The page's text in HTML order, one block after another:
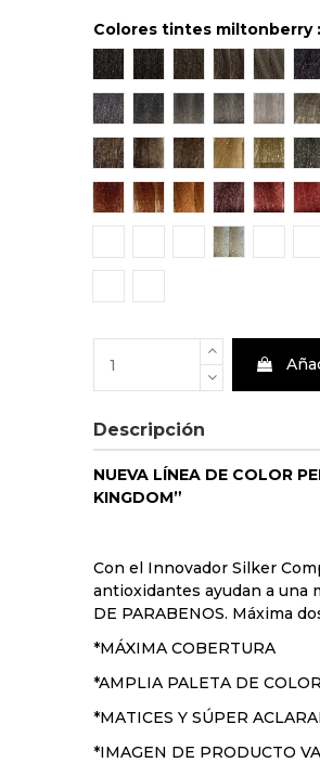
Colores tintes miltonberry
Castaño Claro 5
Rubio Oscuro 6
Rubio 7Rubio Claro
Rubio
Castaño Claro Gris Intenso
Rubio Oscuro Gris
Rubio GrisRubio Claro
Castaño Claro Dorado 5/3
Rubio Oscuro Dorado
Rubio Dorado 7/
RubioRubio
Rubio Cobre Intenso 7/44
Rubio Cobre Dorado
Rubio Claro
CastañoRubio
Rubio Extra Claro Beig
Rubio Extremo Ceniza
Rubio Extremo
Rubio
Descripción
NUEVA LÍNEA DE COLOR
KINGDOM”
Con el Innovador Silker
antioxidantes ayudan a una
DE PARABENOS. Máxima
*MÁXIMA COBERTURA
*AMPLIA PALETA DE
*MATICES Y SÚPER
*IMAGEN DE PRODUCTO